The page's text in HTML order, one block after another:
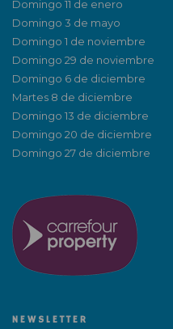
Domingo 11 de enero
Domingo 3 de mayo
Domingo 1 de noviembre
Domingo 29 de noviembre
Domingo 6 de diciembre
Martes 8 de diciembre
Domingo 13 de diciembre
Domingo 20 de diciembre
Domingo 27 de diciembre
NEWSLETTER